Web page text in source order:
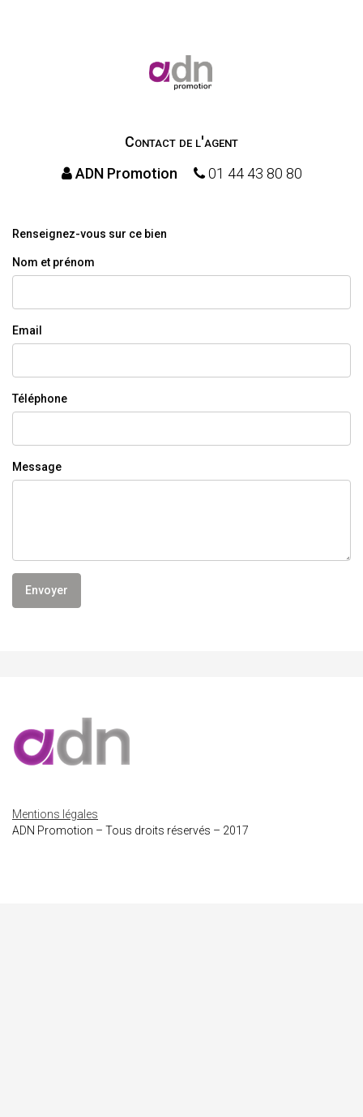
Contact de l'agent
ADN Promotion
01 44 43 80 80
Renseignez-vous sur ce bien
Nom et prénom
Email
Téléphone
Message
Mentions légales
ADN Promotion – Tous droits réservés – 2017